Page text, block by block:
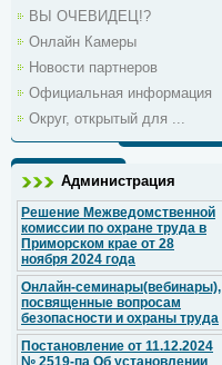
ВЫ ОЧЕВИДЕЦ!?
Онлайн Камеры
Новости партнеров
Официальная информация
Округ, открытый для ...
Администрация
Решение Межведомственной
комиссии по охране труда в
Приморском крае от 28
ноября 2024 года
Онлайн-семинары(вебинары),
посвященные вопросам
безопасности и охраны труда
Постановление от 11.12.2024
№ 2519-па Об установлении